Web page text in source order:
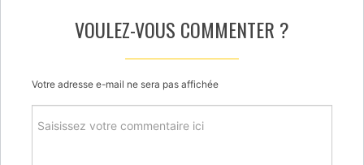
VOULEZ-VOUS COMMENTER ?
Votre adresse e-mail ne sera pas affichée